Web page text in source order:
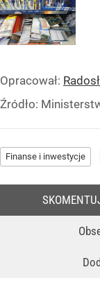
Opracował:
Źródło:
Finanse i inwestycje